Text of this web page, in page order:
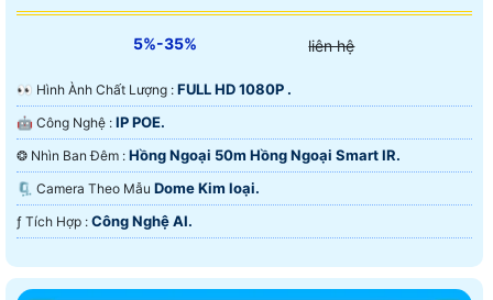
5%-35% liên hệ
️👀 Hình Ành Chất Lượng : FULL HD 1080P .
🤖️ Công Nghệ : IP POE.
❂ Nhìn Ban Đêm : Hồng Ngoại 50m Hồng Ngoại Smart IR.
🗜️ Camera Theo Mẫu Dome Kim loại.
️ƒ Tích Hợp : Công Nghệ AI.